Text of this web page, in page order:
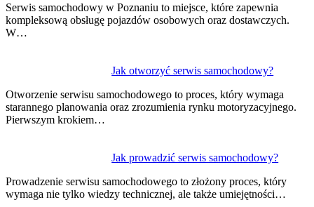
Serwis samochodowy w Poznaniu to miejsce, które zapewnia
kompleksową obsługę pojazdów osobowych oraz dostawczych.
W…
Jak otworzyć serwis samochodowy?
Otworzenie serwisu samochodowego to proces, który wymaga
starannego planowania oraz zrozumienia rynku motoryzacyjnego.
Pierwszym krokiem…
Jak prowadzić serwis samochodowy?
Prowadzenie serwisu samochodowego to złożony proces, który
wymaga nie tylko wiedzy technicznej, ale także umiejętności…